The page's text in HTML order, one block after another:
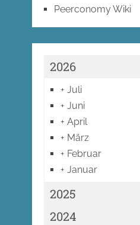
Peerconomy Wiki
2026
+ Juli
+ Juni
+ April
+ März
+ Februar
+ Januar
2025
2024